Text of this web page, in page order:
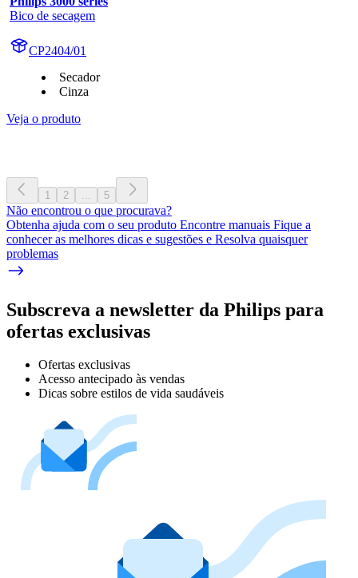
Bico de secagem
CP2404/01
Secador
Cinza
Veja o produto
1 2 5
Não encontrou o que procurava?
Obtenha ajuda com o seu produto Encontre manuais Fique a
conhecer as melhores dicas e sugestões e Resolva quaisquer
problemas
Subscreva a newsletter da Philips para
ofertas exclusivas
Ofertas exclusivas
Acesso antecipado às vendas
Dicas sobre estilos de vida saudáveis